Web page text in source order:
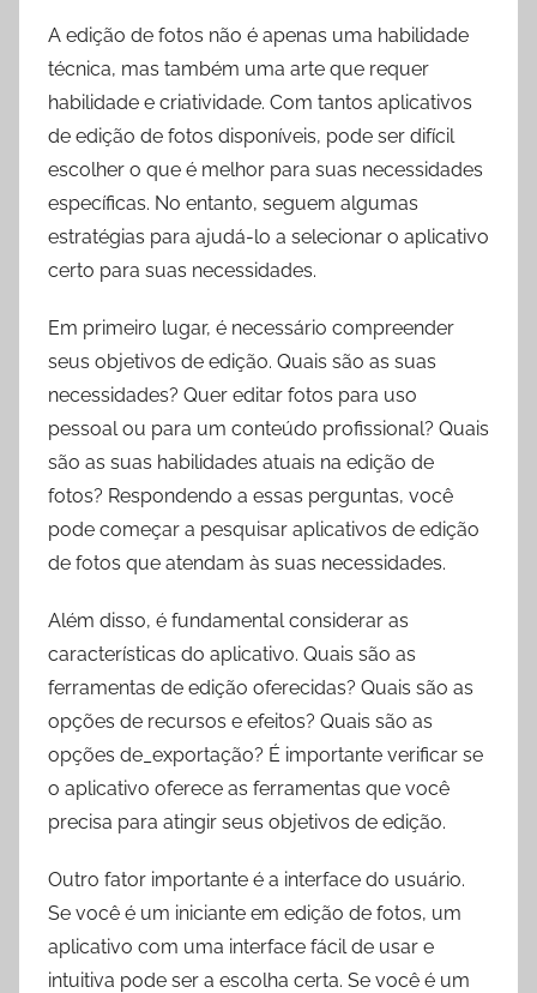
A edição de fotos não é apenas uma habilidade
técnica, mas também uma arte que requer
habilidade e criatividade. Com tantos aplicativos
de edição de fotos disponíveis, pode ser difícil
escolher o que é melhor para suas necessidades
específicas. No entanto, seguem algumas
estratégias para ajudá-lo a selecionar o aplicativo
certo para suas necessidades.
Em primeiro lugar, é necessário compreender
seus objetivos de edição. Quais são as suas
necessidades? Quer editar fotos para uso
pessoal ou para um conteúdo profissional? Quais
são as suas habilidades atuais na edição de
fotos? Respondendo a essas perguntas, você
pode começar a pesquisar aplicativos de edição
de fotos que atendam às suas necessidades.
Além disso, é fundamental considerar as
características do aplicativo. Quais são as
ferramentas de edição oferecidas? Quais são as
opções de recursos e efeitos? Quais são as
opções de_exportação? É importante verificar se
o aplicativo oferece as ferramentas que você
precisa para atingir seus objetivos de edição.
Outro fator importante é a interface do usuário.
Se você é um iniciante em edição de fotos, um
aplicativo com uma interface fácil de usar e
intuitiva pode ser a escolha certa. Se você é um